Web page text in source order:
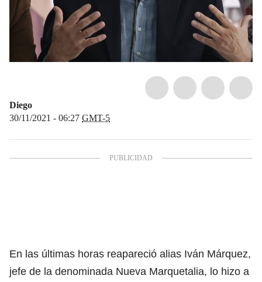
Diego
30/11/2021 - 06:27 GMT-5
En las últimas horas reapareció alias Iván Márquez,
jefe de la denominada Nueva Marquetalia, lo hizo a